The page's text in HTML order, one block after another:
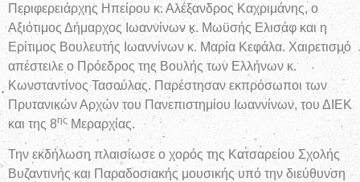
Περιφερειάρχης Ηπείρου κ. Αλέξανδρος Καχριμάνης, ο
Αξιότιμος Δήμαρχος Ιωαννίνων κ. Μωϋσής Ελισάφ και η
Ερίτιμος Βουλευτής Ιωαννίνων κ. Μαρία Κεφάλα. Χαιρετισμό
απέστειλε ο Πρόεδρος της Βουλής των Ελλήνων κ.
Κωνσταντίνος Τασούλας. Παρέστησαν εκπρόσωποι των
Πρυτανικών Αρχών του Πανεπιστημίου Ιωαννίνων, του ΔΙΕΚ
και της 8ηςΜεραρχίας.
Την εκδήλωση πλαισίωσε ο χορός της Κατσαρείου Σχολής
Βυζαντινής και Παραδοσιακής μουσικής υπό την διεύθυνση